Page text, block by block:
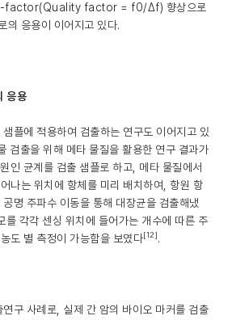
factor(Quality factor = f0/Δf) 향상으로
의 응용이 이어지고 있다.
응용
플에 적용하여 검출하는 연구도 이어지고 있
검출을 위해 메타 물질을 활용한 연구 결과가
인 균계를 검출 샘플로 하고, 메타 물질에서
나는 위치에 항체를 미리 배치하여, 항원 항
명 주파수 이동을 통해 대장균을 검출해냈
를 각각 센싱 위치에 들어가는 개수에 따른 주
도 별 측정이 가능함을 보였다[12].
구 사례로, 실제 간 암의 바이오 마커를 검출